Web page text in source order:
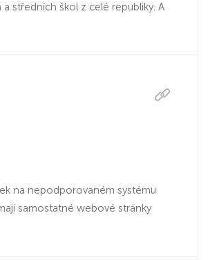
středních škol z celé republiky. A
na nepodporovaném systému
samostatné webové stránky